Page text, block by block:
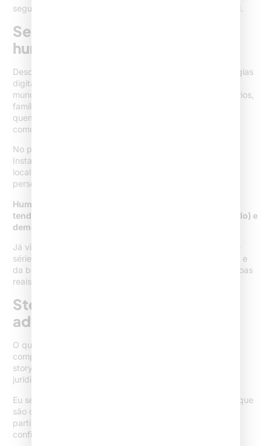
seguidores e tornar o conteúdo mais flexível e memorável.
Segmentação de público e
humanização do perfil
Desde que comecei a apoiar bancas jurídicas em estratégias
digitais, notei que advogados às vezes falam para “todo
mundo”. O segredo está em definir seu público: empresários,
famílias, startups, consumidores… Falar com clareza para
quem se deseja alcançar impulsiona a assertividade da
comunicação.
No próprio processo de segmentação, uso recursos do
Instagram, como ferramentas de análise dos seguidores,
localização, idade e interesses. Uma comunicação
personalizada gera empatia e potencializa resultados.
Humanizar o perfil é mostrar bastidores, participar de
tendências, contar histórias vividas (respeitando o sigilo) e
demonstrar o lado humano de quem advoga.
Já vi perfis crescerem rapidamente após a publicação de
séries como “Dia a Dia no Escritório” ou “Por trás do terno e
da beca”. Aproxima, cria conexões e mostra que há pessoas
reais por trás das soluções jurídicas.
Storytelling e copywriting na
advocacia
O que torna um post marcante a ponto de ser salvo ou
compartilhado? Na minha experiência, é o poder do
storytelling unido ao copywriting adaptado à linguagem
jurídica.
Eu sempre indico: prefira narrativas reais, com situações que
são comuns entre os seguidores, e guie a comunicação a
partir de exemplos práticos, sem citar nomes ou detalhes
confidenciais.